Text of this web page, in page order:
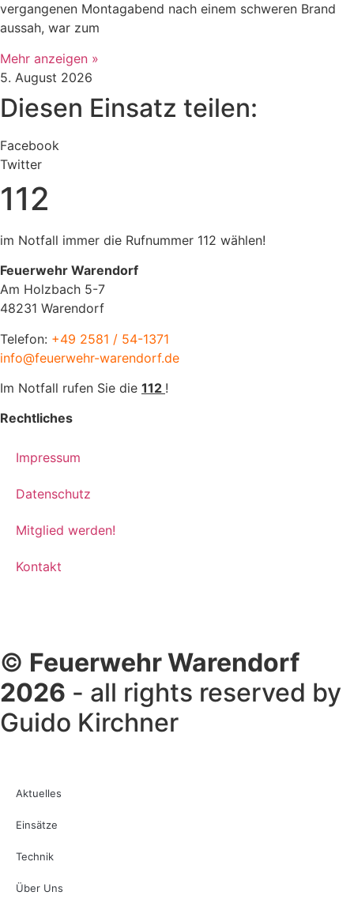
vergangenen Montagabend nach einem schweren Brand
aussah, war zum
Mehr anzeigen »
5. August 2026
Diesen Einsatz teilen:
Facebook
Twitter
112
im Notfall immer die Rufnummer 112 wählen!
Feuerwehr Warendorf
Am Holzbach 5-7
48231 Warendorf
Telefon: +49 2581 / 54-1371
info@feuerwehr-warendorf.de
Im Notfall rufen Sie die 112 !
Rechtliches
Impressum
Datenschutz
Mitglied werden!
Kontakt
© Feuerwehr Warendorf
2026 - all rights reserved by
Guido Kirchner
Aktuelles
Einsätze
Technik
Über Uns